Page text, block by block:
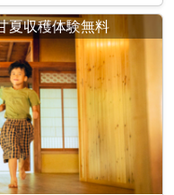
夏収穫体験無料